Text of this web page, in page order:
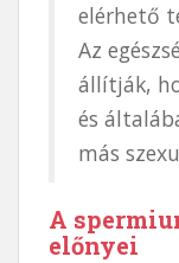
elérhető
Az
állítják,
és
más
A
előnyei